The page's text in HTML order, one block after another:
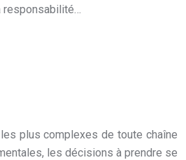
responsabilité…
plus complexes de toute chaîne
les décisions à prendre se